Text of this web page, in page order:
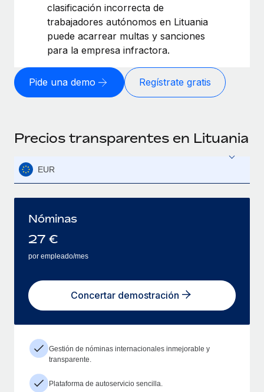
clasificación incorrecta de
trabajadores autónomos en Lituania
puede acarrear multas y sanciones
para la empresa infractora.
Pide una demo Regístrate gratis
Precios transparentes en Lituania
EUR
Nóminas
27 €
por empleado/mes
Concertar demostración
Gestión de nóminas internacionales inmejorable y
transparente.
Plataforma de autoservicio sencilla.